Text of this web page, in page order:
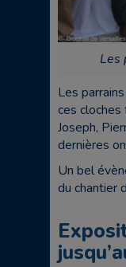
Les
Les
ces
Joseph,
dernières
Un bel
du chantier